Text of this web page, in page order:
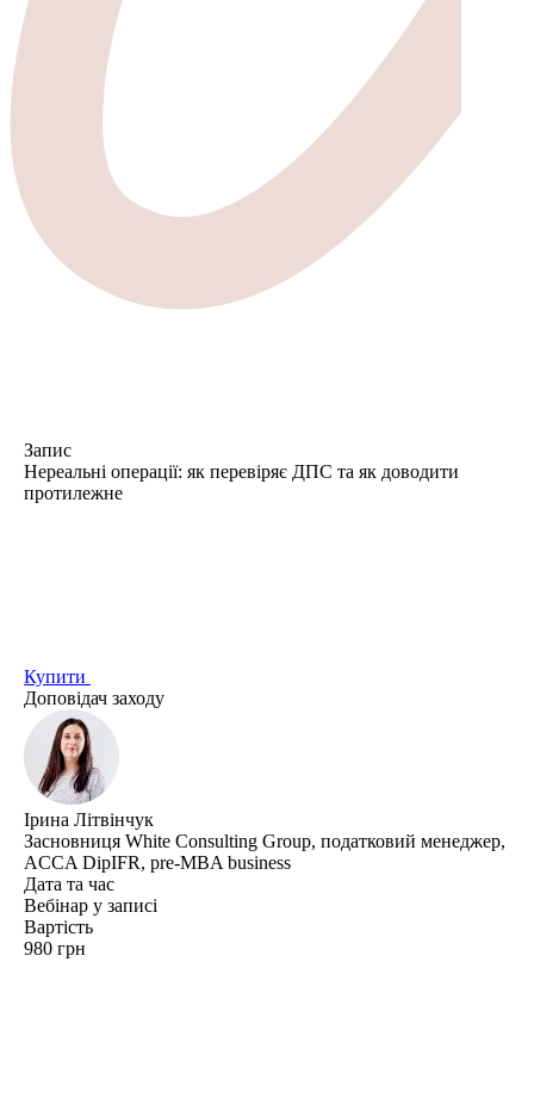
Запис
Нереальні операції: як перевіряє ДПС та як доводити
протилежне
Купити
Доповідач заходу
Ірина Літвінчук
Засновниця White Consulting Group, податковий менеджер,
ACCA DipIFR, pre-MBA business
Дата та час
Вебінар у записі
Вартість
980 грн